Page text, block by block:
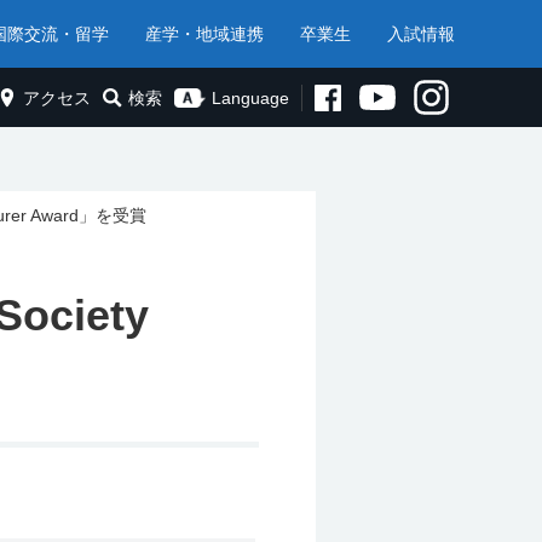
際交流・留学 産学・地域連携 卒業生 入試情報
アクセス 検索 Language
Award」を受賞